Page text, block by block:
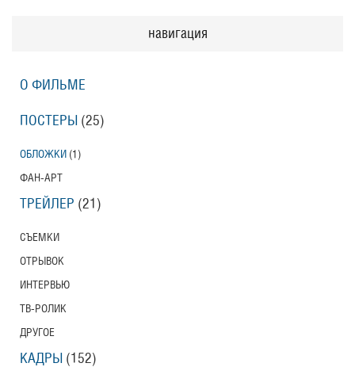
навигация
О ФИЛЬМЕ
ПОСТЕРЫ (25)
ОБЛОЖКИ (1)
ФАН-АРТ
ТРЕЙЛЕР (21)
СЪЕМКИ
ОТРЫВОК
ИНТЕРВЬЮ
ТВ-РОЛИК
ДРУГОЕ
КАДРЫ (152)